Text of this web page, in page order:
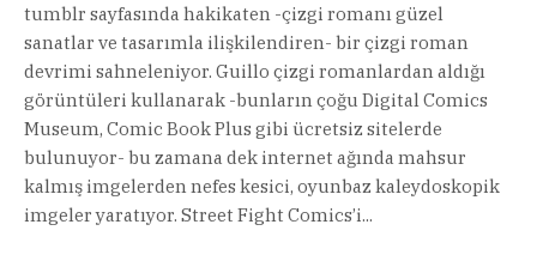
tumblr sayfasında hakikaten -çizgi romanı güzel
sanatlar ve tasarımla ilişkilendiren- bir çizgi roman
devrimi sahneleniyor. Guillo çizgi romanlardan aldığı
görüntüleri kullanarak -bunların çoğu Digital Comics
Museum, Comic Book Plus gibi ücretsiz sitelerde
bulunuyor- bu zamana dek internet ağında mahsur
kalmış imgelerden nefes kesici, oyunbaz kaleydoskopik
imgeler yaratıyor. Street Fight Comics’i...